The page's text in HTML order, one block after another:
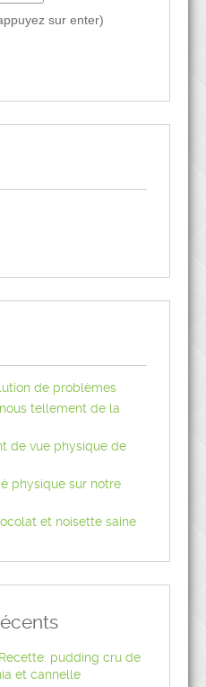
sur enter)
de problèmes
tellement de la
de vue physique de
physique sur notre
et noisette saine
Recette: pudding cru de
et cannelle